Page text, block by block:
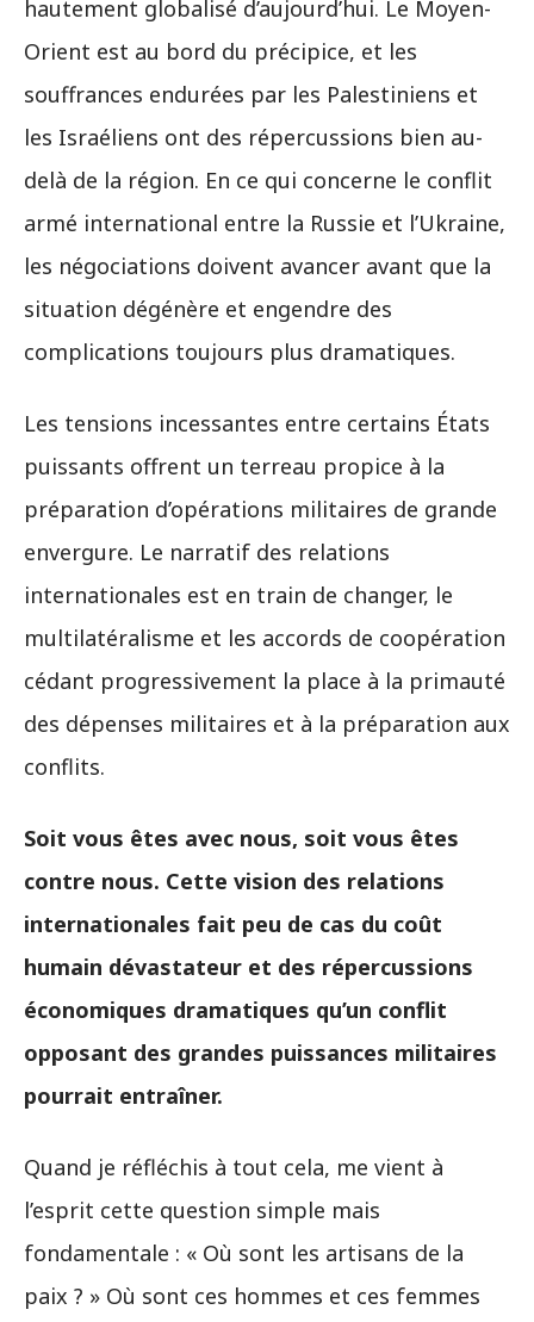
hautement globalisé d’aujourd’hui. Le Moyen-
Orient est au bord du précipice, et les
souffrances endurées par les Palestiniens et
les Israéliens ont des répercussions bien au-
delà de la région. En ce qui concerne le conflit
armé international entre la Russie et l’Ukraine,
les négociations doivent avancer avant que la
situation dégénère et engendre des
complications toujours plus dramatiques.
Les tensions incessantes entre certains États
puissants offrent un terreau propice à la
préparation d’opérations militaires de grande
envergure. Le narratif des relations
internationales est en train de changer, le
multilatéralisme et les accords de coopération
cédant progressivement la place à la primauté
des dépenses militaires et à la préparation aux
conflits.
Soit vous êtes avec nous, soit vous êtes
contre nous. Cette vision des relations
internationales fait peu de cas du coût
humain dévastateur et des répercussions
économiques dramatiques qu’un conflit
opposant des grandes puissances militaires
pourrait entraîner.
Quand je réfléchis à tout cela, me vient à
l’esprit cette question simple mais
fondamentale : « Où sont les artisans de la
paix ? » Où sont ces hommes et ces femmes